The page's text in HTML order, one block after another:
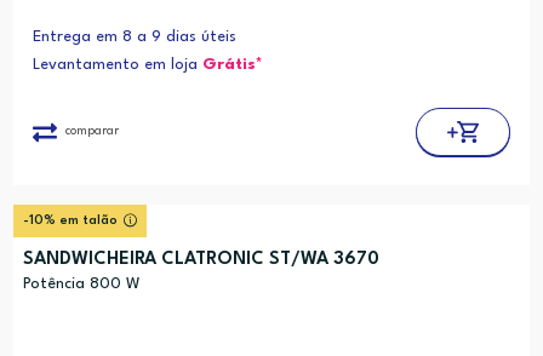
Entrega em 8 a 9 dias úteis
Levantamento em loja Grátis*
comparar
-10% em talão
SANDWICHEIRA CLATRONIC ST/WA 3670
Potência 800 W